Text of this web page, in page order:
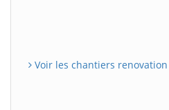
Voir les chantiers renovation